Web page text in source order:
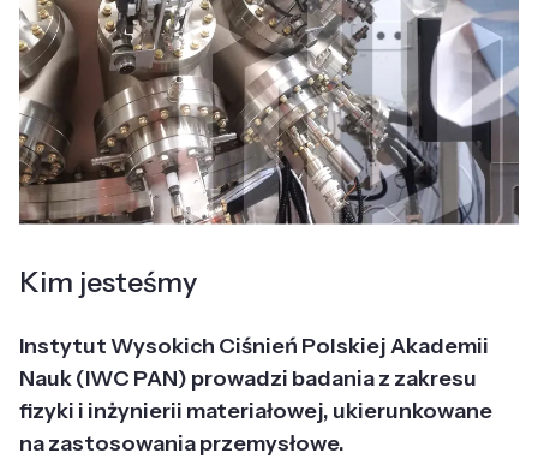
Kim jesteśmy
Instytut Wysokich Ciśnień Polskiej Akademii
Nauk (IWC PAN) prowadzi badania z zakresu
fizyki i inżynierii materiałowej, ukierunkowane
na zastosowania przemysłowe.